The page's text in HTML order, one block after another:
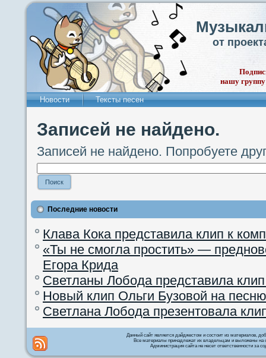
от
нашу
Новости Тексты песен
Записей не найдено.
Записей не найдено. Попробуете
Последние новости
Клава Кока представила клип к
«Ты не смогла простить» —
Егора Крида
Светланы Лобода представила
Новый клип Ольги Бузовой на
Светлана Лобода презентовала
Данный сайт является дайджестом и состоит из материалов,
Все материалы принадлежат их владельцам и выложены на
Администрация сайта не несет ответственности за